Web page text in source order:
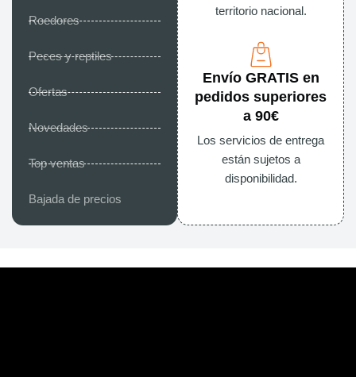
Roedores
Peces y reptiles
Ofertas
Novedades
Top ventas
Bajada de precios
territorio nacional.
Envío GRATIS en
pedidos superiores
a 90€
Los servicios de entrega
están sujetos a
disponibilidad.